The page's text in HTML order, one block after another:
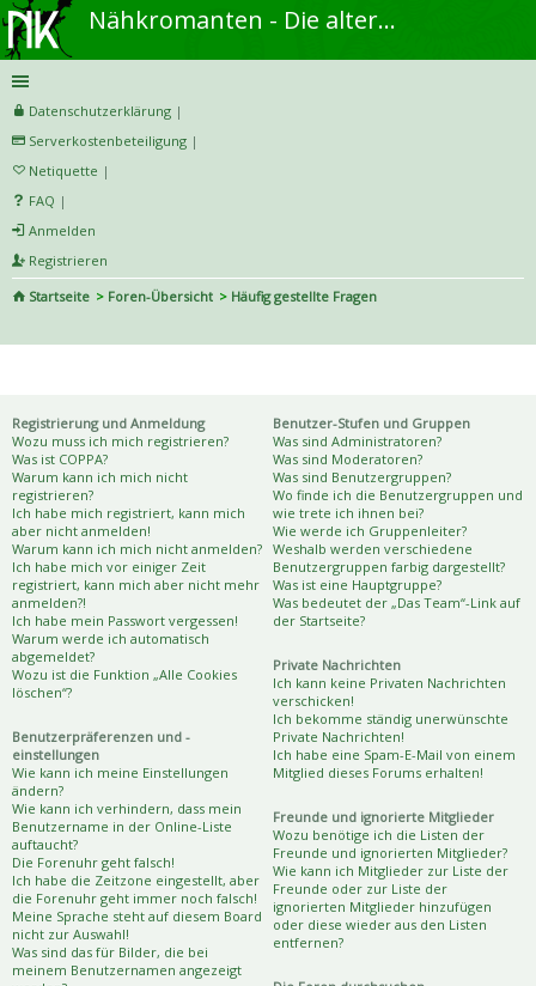
Nähkromanten - Die alternative Näh- und DIY-Community
Datenschutzerklärung |
Serverkostenbeteiligung |
Netiquette |
FAQ |
Anmelden
Registrieren
Startseite
Foren-Übersicht
Häufig gestellte Fragen
Registrierung und Anmeldung
Wozu muss ich mich registrieren?
Was ist COPPA?
Warum kann ich mich nicht
registrieren?
Ich habe mich registriert, kann mich
aber nicht anmelden!
Warum kann ich mich nicht anmelden?
Ich habe mich vor einiger Zeit
registriert, kann mich aber nicht mehr
anmelden?!
Ich habe mein Passwort vergessen!
Warum werde ich automatisch
abgemeldet?
Wozu ist die Funktion „Alle Cookies
löschen“?
Benutzerpräferenzen und -
einstellungen
Wie kann ich meine Einstellungen
ändern?
Wie kann ich verhindern, dass mein
Benutzername in der Online-Liste
auftaucht?
Die Forenuhr geht falsch!
Ich habe die Zeitzone eingestellt, aber
die Forenuhr geht immer noch falsch!
Meine Sprache steht auf diesem Board
nicht zur Auswahl!
Was sind das für Bilder, die bei
meinem Benutzernamen angezeigt
Benutzer-Stufen und Gruppen
Was sind Administratoren?
Was sind Moderatoren?
Was sind Benutzergruppen?
Wo finde ich die Benutzergruppen und
wie trete ich ihnen bei?
Wie werde ich Gruppenleiter?
Weshalb werden verschiedene
Benutzergruppen farbig dargestellt?
Was ist eine Hauptgruppe?
Was bedeutet der „Das Team“-Link auf
der Startseite?
Private Nachrichten
Ich kann keine Privaten Nachrichten
verschicken!
Ich bekomme ständig unerwünschte
Private Nachrichten!
Ich habe eine Spam-E-Mail von einem
Mitglied dieses Forums erhalten!
Freunde und ignorierte Mitglieder
Wozu benötige ich die Listen der
Freunde und ignorierten Mitglieder?
Wie kann ich Mitglieder zur Liste der
Freunde oder zur Liste der
ignorierten Mitglieder hinzufügen
oder diese wieder aus den Listen
entfernen?